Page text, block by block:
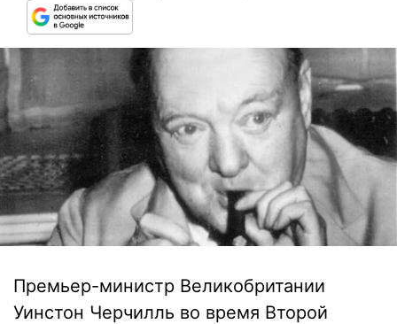
Премьер-министр Великобритании
Уинстон Черчилль во время Второй